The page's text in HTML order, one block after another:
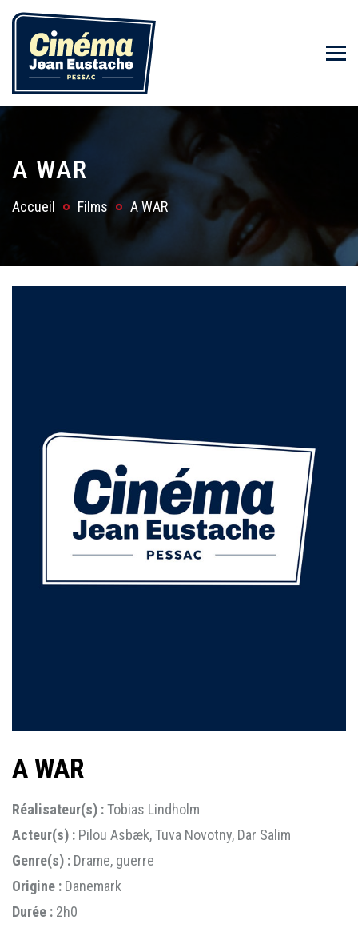
A WAR
Accueil Films A WAR
A WAR
Réalisateur(s) :Tobias Lindholm
Acteur(s) : Pilou Asbæk, Tuva Novotny, Dar Salim
Genre(s) : Drame, guerre
Origine : Danemark
Durée : 2h0